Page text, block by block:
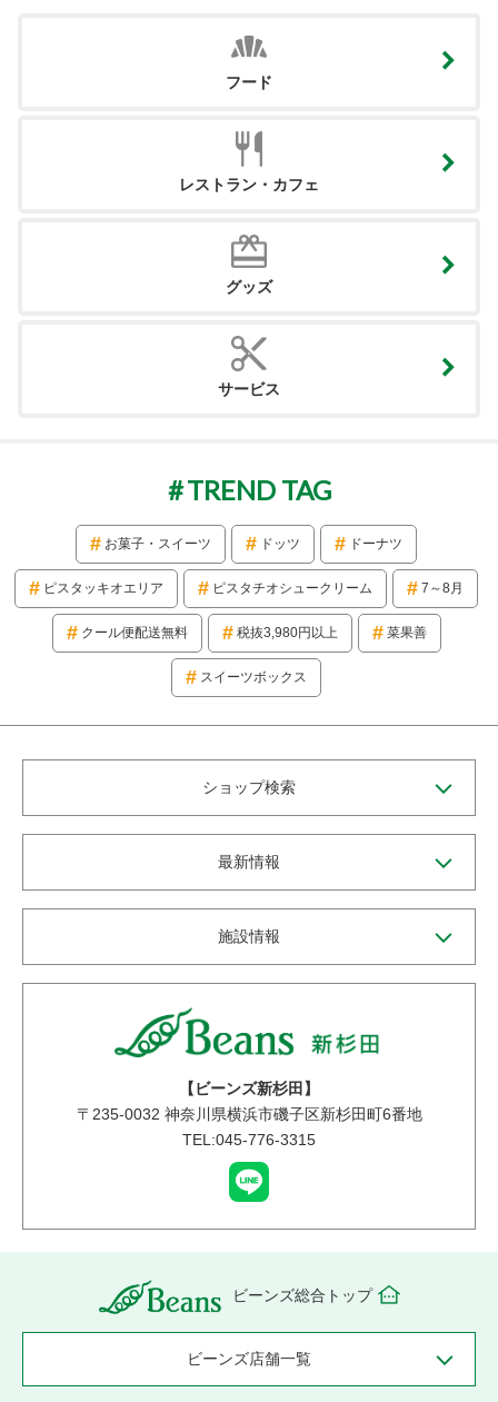
フード
レストラン・カフェ
グッズ
サービス
TREND TAG
お菓子・スイーツ ドッツ ドーナツ
ピスタッキオエリア ピスタチオシュークリーム 7～8月
クール便配送無料 税抜3,980円以上 菜果善
スイーツボックス
ショップ検索
最新情報
施設情報
【ビーンズ新杉田】
〒 235-0032 神奈川県横浜市磯子区新杉田町6番地
TEL:045-776-3315
ビーンズ総合トップ
ビーンズ店舗一覧